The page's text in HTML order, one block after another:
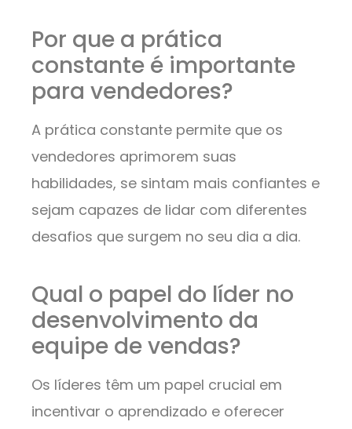
Por que a prática
constante é importante
para vendedores?
A prática constante permite que os
vendedores aprimorem suas
habilidades, se sintam mais confiantes e
sejam capazes de lidar com diferentes
desafios que surgem no seu dia a dia.
Qual o papel do líder no
desenvolvimento da
equipe de vendas?
Os líderes têm um papel crucial em
incentivar o aprendizado e oferecer